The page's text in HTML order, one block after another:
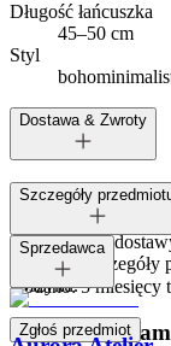
Długość łańcuszka
45–50 cm
Styl
boho
Dostawa & Zwroty
Dostępne
Opcje i koszt
dostawy.
koszyku.
Zwroty i
Szczegóły
Tagi:
Dodano:5 miesięcy
Zgłoś przedmiot
Sprzedawca